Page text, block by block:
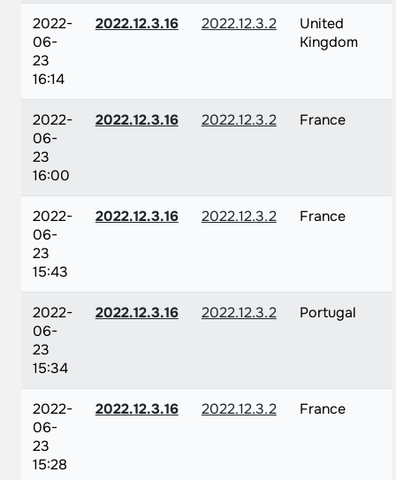
2022-
06-
23
16:14
2022.12.3.16 2022.12.3.2
United
Kingdom
2022-
06-
23
16:00
2022.12.3.16 2022.12.3.2 France
2022-
06-
23
15:43
2022.12.3.16 2022.12.3.2 France
2022-
06-
23
15:34
2022.12.3.16 2022.12.3.2 Portugal
2022-
06-
23
15:28
2022.12.3.16 2022.12.3.2 France